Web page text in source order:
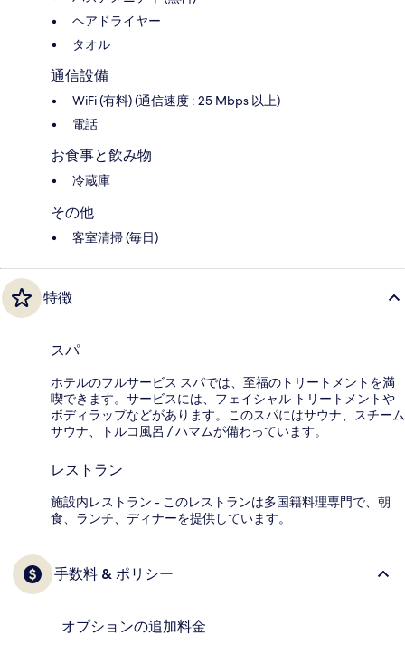
ヘアドライヤー
タオル
通信設備
WiFi (有料) (通信速度 : 25 Mbps 以上)
電話
お食事と飲み物
冷蔵庫
その他
客室清掃 (毎日)
特徴
スパ
ホテルのフルサービス スパでは、至福のトリートメントを満
喫できます。サービスには、フェイシャル トリートメントや
ボディラップなどがあります。このスパにはサウナ、スチーム
サウナ、トルコ風呂 / ハマムが備わっています。
レストラン
施設内レストラン - このレストランは多国籍料理専門で、朝
食、ランチ、ディナーを提供しています。
手数料 & ポリシー
オプションの追加料金